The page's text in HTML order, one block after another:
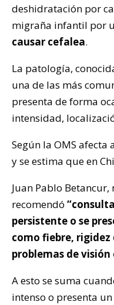
deshidratación por
migraña infantil por
causar cefalea.
La patología,
una de las más
presenta de forma
intensidad,
Según la OMS afecta
y se estima que en
Juan Pablo
recomendó
persistente o se
como fiebre,
problemas de visión
A esto se suma
intenso o presenta